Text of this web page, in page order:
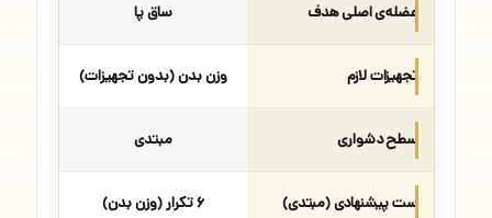
عضله‌ی اصلی هدف ساق پا
تجهیزات لازم وزن بدن (بدون تجهیزات)
سطح دشواری مبتدی
ست پیشنهادی (مبتدی) ۶ تکرار (وزن بدن)